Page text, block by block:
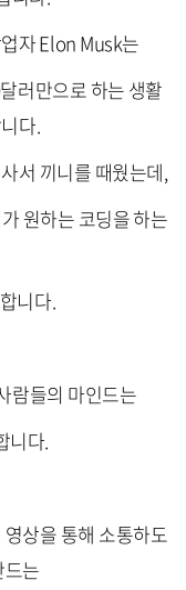
자 Elon Musk는
러만으로 하는 생활
다.
서 끼니를 때웠는데,
원하는 코딩을 하는
니다.
람들의 마인드는
니다.
상을 통해 소통하도
드는